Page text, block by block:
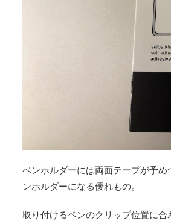
ペンホルダーには両面テープが予
ンホルダーになる優れもの。
取り付けるペンのクリップ位置に合